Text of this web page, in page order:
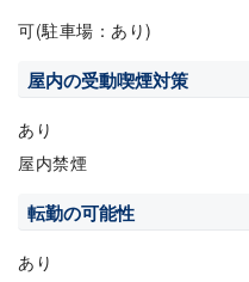
可(駐車場：あり)
屋内の受動喫煙対策
あり
屋内禁煙
転勤の可能性
あり